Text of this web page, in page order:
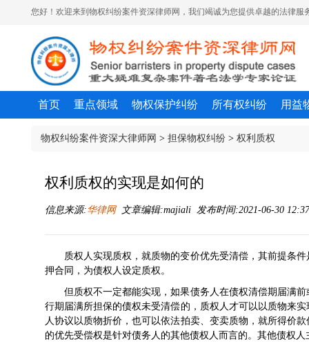
您好！欢迎来到物权纠纷案件资深律师网，我们竭诚为您提供卓越的法律服
首页 重点领域 物权保护纠纷 所有权纠纷 用益
物权纠纷案件资深大律师网 > 担保物权纠纷 > 权利质权
权利质权的实现是如何的
信息来源:华律网文章编辑:majiali 发布时间:2021-06-30
质权人实现质权，就质物的变价优先受清偿，其前提条
押合同，为债权人设定质权。
但质权不一定都能实现，如果债务人在债权清偿期届满
行期届满所担保的债权未受清偿的，质权人才可以以质物来
人协议以质物折价，也可以依法拍卖、变卖质物，就所得价
的优先受偿权是针对债务人的其他债权人 而言的。其他债权